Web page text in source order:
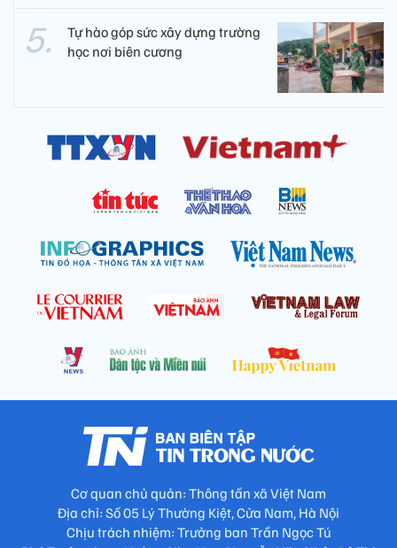
Tự hào góp sức xây dựng trường
học nơi biên cương
Cơ quan chủ quản: Thông tấn xã Việt Nam
Địa chỉ: Số 05 Lý Thường Kiệt, Cửa Nam, Hà Nội
Chịu trách nhiệm: Trưởng ban Trần Ngọc Tú